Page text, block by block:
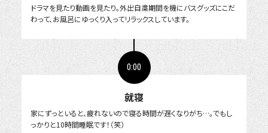
ドラマを見たり動画を見たり。外出自粛期間を機にバスグッズにこだ
わって、お風呂にゆっくり入ってリラックスしています。
0:00
就寝
家にずっといると、疲れないので寝る時間が遅くなりがち…。でもし
っかりと10時間睡眠です！（笑）